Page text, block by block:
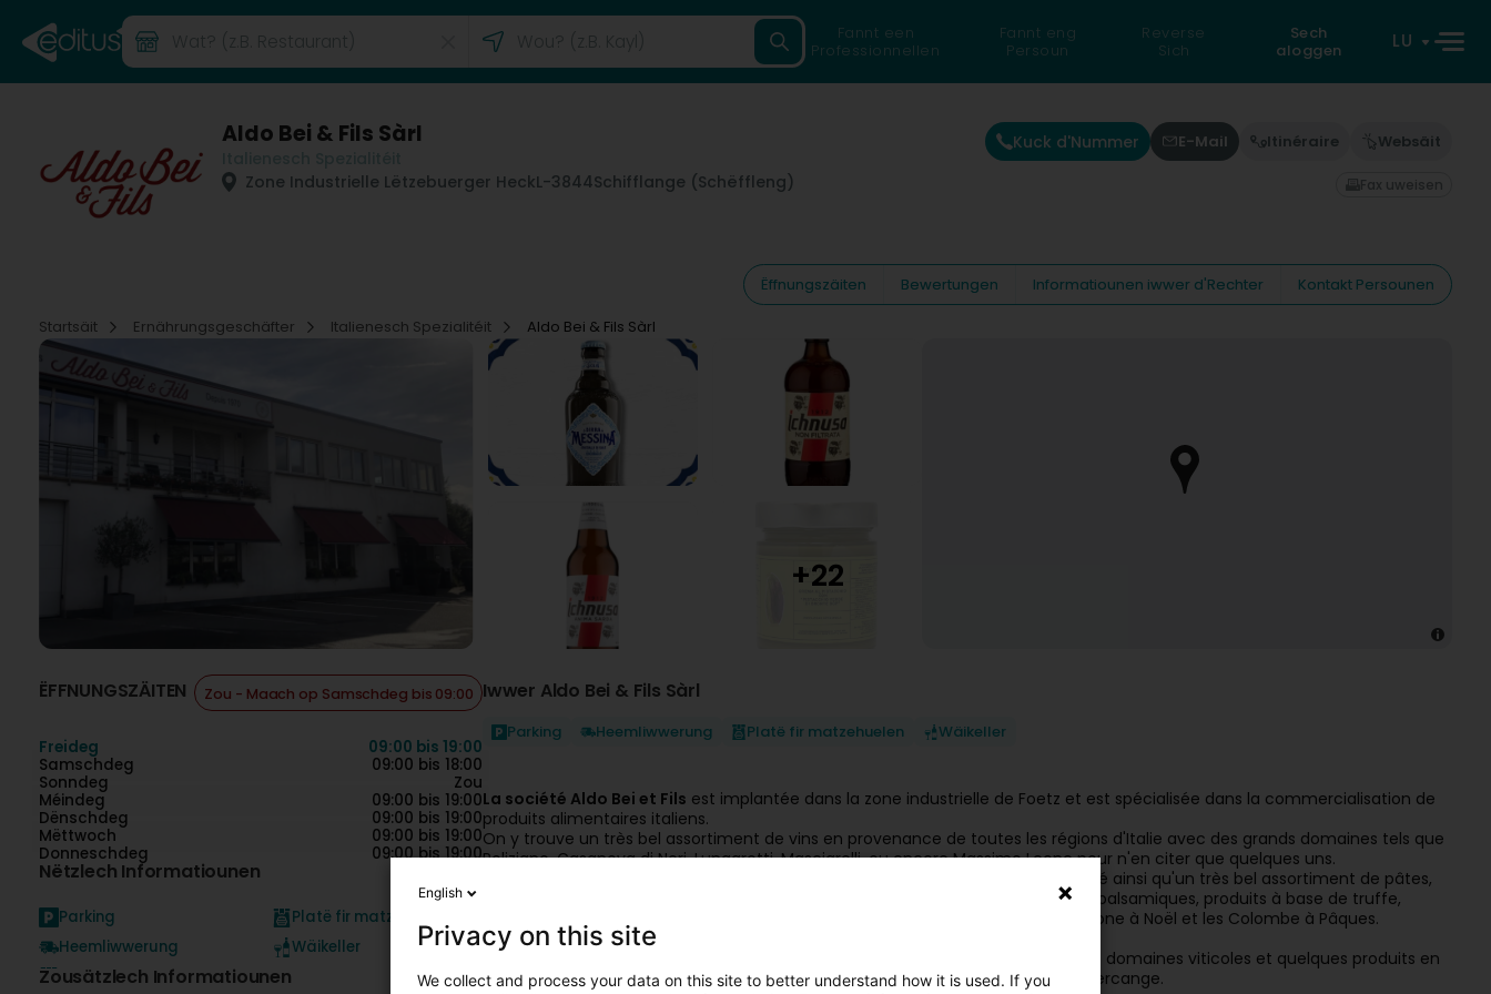
Fannt een
Professionnellen
Fannt eng
Persoun
Reverse
Sich
Sech
aloggen
LU
Aldo Bei & Fils Sàrl
Zone Industrielle Lëtzebuerger HeckL-3844Schifflange (Schëffleng)
Kuck d'Nummer E-Mail Itinéraire Websäit
Fax uweisen
Ëffnungszäiten Bewertungen Informatiounen iwwer d'Rechter
Kontakt Persounen
Startsäit
Ernährungsgeschäfter Italienesch Spezialitéit Aldo Bei & Fils Sàrl
ËFFNUNGSZÄITEN Zou - Maach op Samschdeg bis 09:00
Freideg
09:00 bis 19:00
Samschdeg
09:00 bis 18:00
Sonndeg
Zou
Méindeg
09:00 bis 19:00
Dënschdeg
09:00 bis 19:00
Mëttwoch
09:00 bis 19:00
Donneschdeg
09:00 bis 19:00
Nëtzlech Informatiounen
Parking
Heemliwwerung
Platë fir matzehuelen
Wäikeller
Zousätzlech Informatiounen
Iwwer Aldo Bei & Fils Sàrl
Parking Heemliwwerung Platë fir matzehuelen Wäikeller
La société Aldo Bei et Fils est implantée dans la zone industrielle de Foetz et est spécialisée dans la commercialisation de
produits alimentaires italiens.
On y trouve un très bel assortiment de vins en provenance de toutes les régions d'Italie avec des grands domaines tels que
Poliziano, Casanova di Neri, Lungarotti, Masciarelli, ou encore Massimo Leone pour n'en citer que quelques uns.
Les charcuteries et fromages sont également présents en nombre et en qualité ainsi qu'un très bel assortiment de pâtes,
riz pour risotto, conserves de légumes et légumes secs, huiles d'olive, vinaigres balsamiques, produits à base de truffe,
softdrinks, liqueurs, grappas, chocolats, biscuits et en saison les fameux Panettone à Noël et les Colombe à Pâques.
Les produits luxembourgeois sont également mis à l'honneur à travers plusieurs domaines viticoles et quelques produits en
circuit court comme le jus de pomme de Limpach ou encore du miel de Mondercange.
English
Privacy on this site
We collect and process your data on this site to better understand how it is used. If you